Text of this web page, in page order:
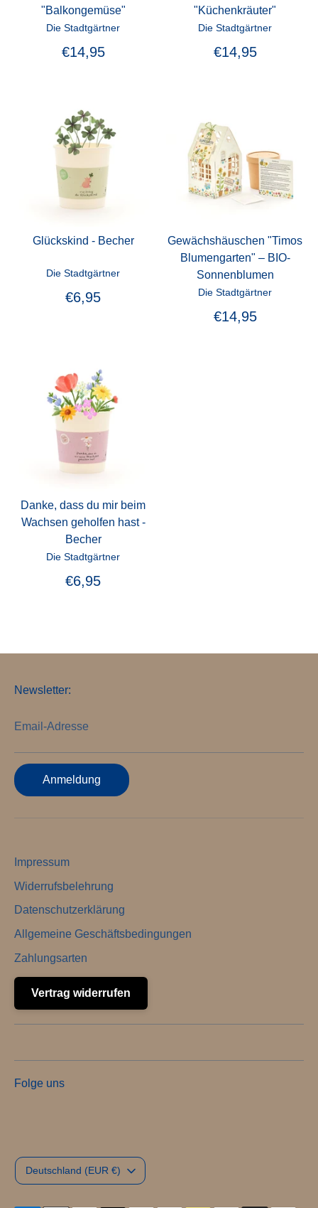
"Balkongemüse"
Die Stadtgärtner
€14,95
"Küchenkräuter"
Die Stadtgärtner
€14,95
Glückskind - Becher
Die Stadtgärtner
€6,95
Gewächshäuschen "Timos
Blumengarten" – BIO-
Sonnenblumen
Die Stadtgärtner
€14,95
Danke, dass du mir beim
Wachsen geholfen hast -
Becher
Die Stadtgärtner
€6,95
Newsletter:
Email-Adresse
Anmeldung
Impressum
Widerrufsbelehrung
Datenschutzerklärung
Allgemeine Geschäftsbedingungen
Zahlungsarten
Vertrag widerrufen
Folge uns
Währung
Deutschland (EUR €)